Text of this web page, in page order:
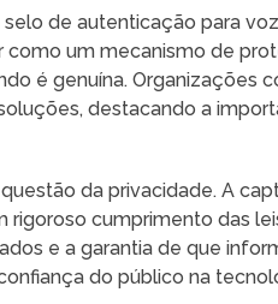
de autenticação para
como um mecanismo de
é genuína. Organizações
destacando a
da privacidade. A
rigoroso cumprimento das
e a garantia de que
do público na